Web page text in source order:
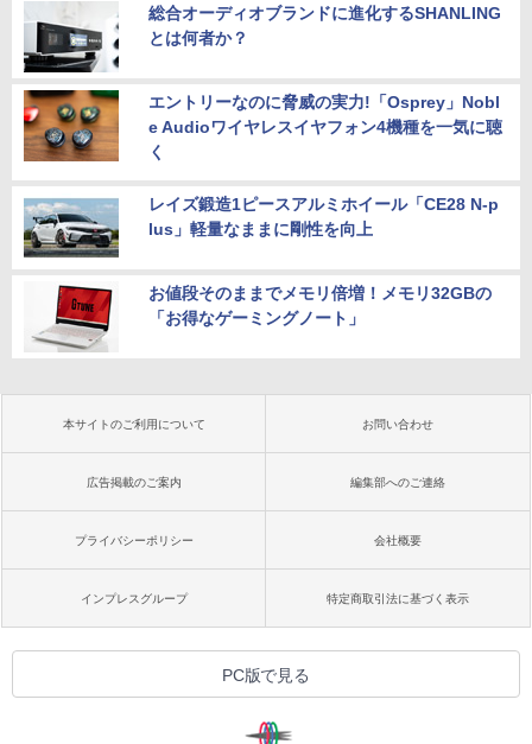
総合オーディオブランドに進化するSHANLING
とは何者か？
エントリーなのに脅威の実力!「Osprey」Nobl
e Audioワイヤレスイヤフォン4機種を一気に聴
く
レイズ鍛造1ピースアルミホイール「CE28 N-p
lus」軽量なままに剛性を向上
お値段そのままでメモリ倍増！メモリ32GBの
「お得なゲーミングノート」
本サイトのご利用について お問い合わせ
広告掲載のご案内 編集部へのご連絡
プライバシーポリシー 会社概要
インプレスグループ 特定商取引法に基づく表示
PC版で見る